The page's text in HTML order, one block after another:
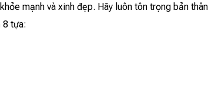
mạnh và xinh đẹp. Hãy luôn tôn trọng bản
8 tựa: